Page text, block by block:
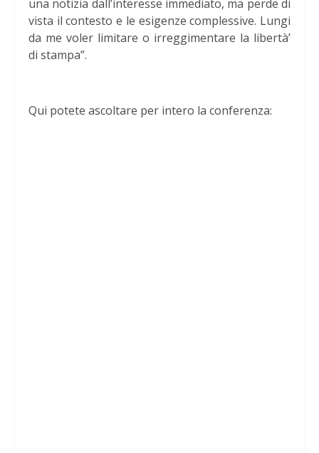
una notizia dall’interesse immediato, ma perde di
vista il contesto e le esigenze complessive. Lungi
da me voler limitare o irreggimentare la libertà’
di stampa”.
Qui potete ascoltare per intero la conferenza: